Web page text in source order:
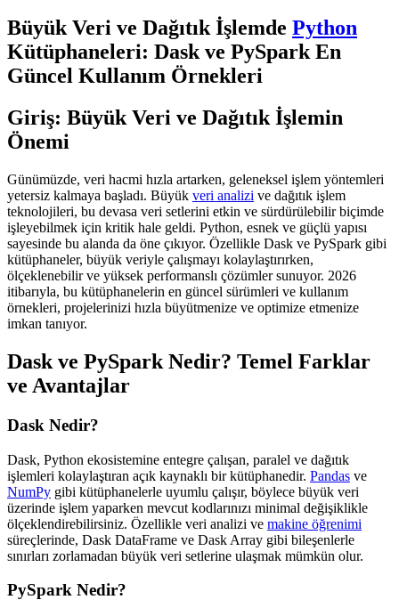
Büyük Veri ve Dağıtık İşlemde Python
Kütüphaneleri: Dask ve PySpark En
Güncel Kullanım Örnekleri
Giriş: Büyük Veri ve Dağıtık İşlemin
Önemi
Günümüzde, veri hacmi hızla artarken, geleneksel işlem yöntemleri
yetersiz kalmaya başladı. Büyük veri analizi ve dağıtık işlem
teknolojileri, bu devasa veri setlerini etkin ve sürdürülebilir biçimde
işleyebilmek için kritik hale geldi. Python, esnek ve güçlü yapısı
sayesinde bu alanda da öne çıkıyor. Özellikle Dask ve PySpark gibi
kütüphaneler, büyük veriyle çalışmayı kolaylaştırırken,
ölçeklenebilir ve yüksek performanslı çözümler sunuyor. 2026
itibarıyla, bu kütüphanelerin en güncel sürümleri ve kullanım
örnekleri, projelerinizi hızla büyütmenize ve optimize etmenize
imkan tanıyor.
Dask ve PySpark Nedir? Temel Farklar
ve Avantajlar
Dask Nedir?
Dask, Python ekosistemine entegre çalışan, paralel ve dağıtık
işlemleri kolaylaştıran açık kaynaklı bir kütüphanedir. Pandas ve
NumPy gibi kütüphanelerle uyumlu çalışır, böylece büyük veri
üzerinde işlem yaparken mevcut kodlarınızı minimal değişiklikle
ölçeklendirebilirsiniz. Özellikle veri analizi ve makine öğrenimi
süreçlerinde, Dask DataFrame ve Dask Array gibi bileşenlerle
sınırları zorlamadan büyük veri setlerine ulaşmak mümkün olur.
PySpark Nedir?